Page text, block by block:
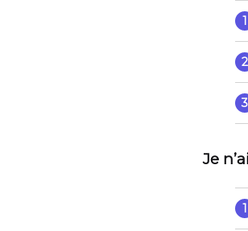
1
2
3
Je
1